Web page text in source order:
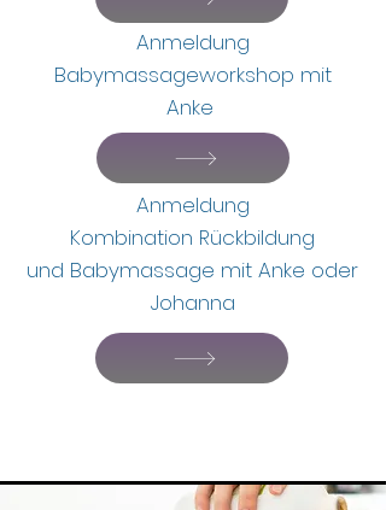
Anmeldung
Babymassageworkshop mit
Anke
Anmeldung
Kombination Rückbildung
und Babymassage mit Anke oder
Johanna